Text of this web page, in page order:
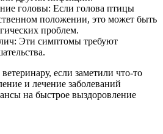
головы: Если голова птицы
положении, это может быть
проблем.
Эти симптомы требуют
если заметили что-то
и лечение заболеваний
на быстрое выздоровление